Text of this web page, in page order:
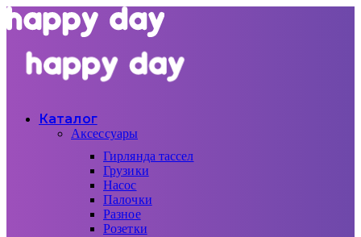
Каталог
Аксессуары
Гирлянда тассел
Грузики
Насос
Палочки
Разное
Розетки